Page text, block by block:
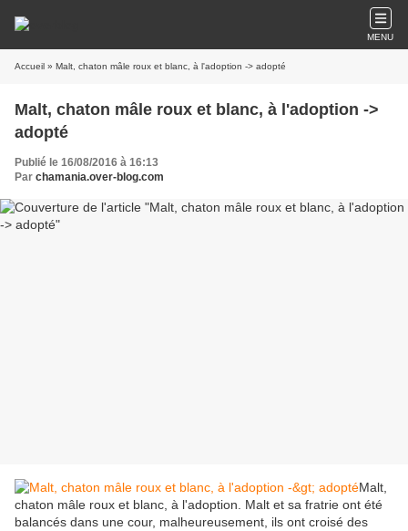
MENU
Accueil » Malt, chaton mâle roux et blanc, à l'adoption -> adopté
Malt, chaton mâle roux et blanc, à l'adoption ->
adopté
Publié le 16/08/2016 à 16:13
Par chamania.over-blog.com
Malt,
chaton mâle roux et blanc, à l'adoption. Malt et sa fratrie ont été
balancés dans une cour, malheureusement, ils ont croisé des